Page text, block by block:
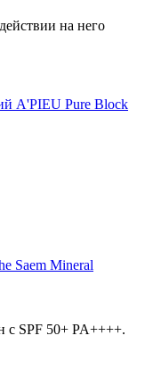
на него
A'PIEU Pure Block
Saem Mineral
SPF 50+ PA++++.